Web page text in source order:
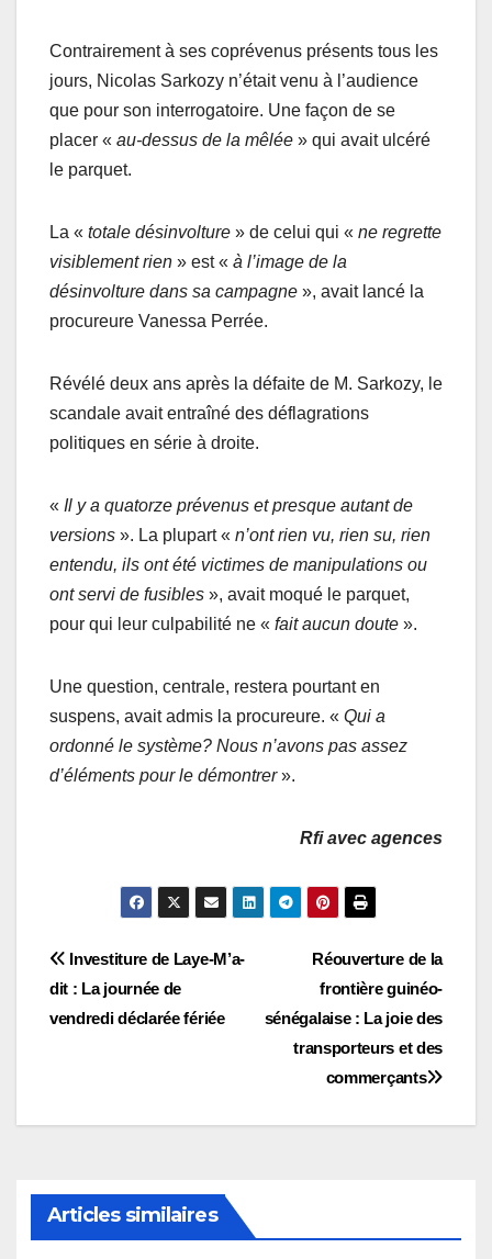
Contrairement à ses coprévenus présents tous les
jours, Nicolas Sarkozy n’était venu à l’audience
que pour son interrogatoire. Une façon de se
placer « au-dessus de la mêlée » qui avait ulcéré
le parquet.
La « totale désinvolture » de celui qui « ne regrette
visiblement rien » est « à l’image de la
désinvolture dans sa campagne », avait lancé la
procureure Vanessa Perrée.
Révélé deux ans après la défaite de M. Sarkozy, le
scandale avait entraîné des déflagrations
politiques en série à droite.
« Il y a quatorze prévenus et presque autant de
versions ». La plupart « n’ont rien vu, rien su, rien
entendu, ils ont été victimes de manipulations ou
ont servi de fusibles », avait moqué le parquet,
pour qui leur culpabilité ne « fait aucun doute ».
Une question, centrale, restera pourtant en
suspens, avait admis la procureure. « Qui a
ordonné le système? Nous n’avons pas assez
d’éléments pour le démontrer».
Rfi avec agences
Navigation
de
Réouverture de la
frontière guinéo-
sénégalaise : La joie des
transporteurs et des
commerçants
Investiture de Laye-M’a-
dit : La journée de
vendredi déclarée fériée
Articles similaires